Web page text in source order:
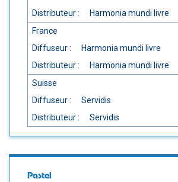
Distributeur :
Harmonia mundi livre
France
Diffuseur :
Harmonia mundi livre
Distributeur :
Harmonia mundi livre
Suisse
Diffuseur :
Servidis
Distributeur :
Servidis
Pastel